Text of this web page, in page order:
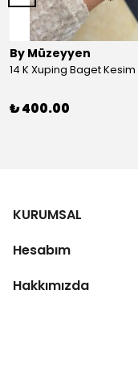
By Müzeyyen
₺ 400.00
KURUMSAL
Hesabım
Hakkımızda